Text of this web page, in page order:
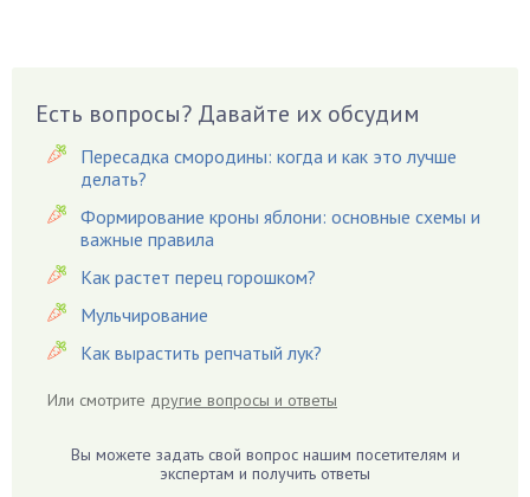
Вишня
Вредители
Гардения
Гацания
Гвоздики
Георгины
Герань
Гиацинт
Гиппеаструм
Есть вопросы? Давайте их обсудим
Пересадка смородины: когда и как это лучше
делать?
Формирование кроны яблони: основные схемы и
важные правила
Как растет перец горошком?
Мульчирование
Как вырастить репчатый лук?
Или смотрите другие вопросы и ответы
Вы можете задать свой вопрос нашим посетителям и
экспертам и получить ответы